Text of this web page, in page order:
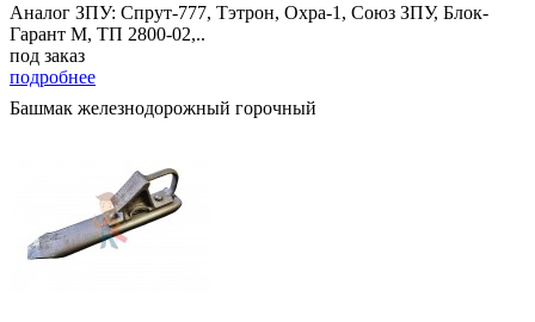
Аналог ЗПУ: Спрут-777, Тэтрон, Охра-1, Союз ЗПУ, Блок-
Гарант М, ТП 2800-02,..
под заказ
подробнее
Башмак железнодорожный горочный